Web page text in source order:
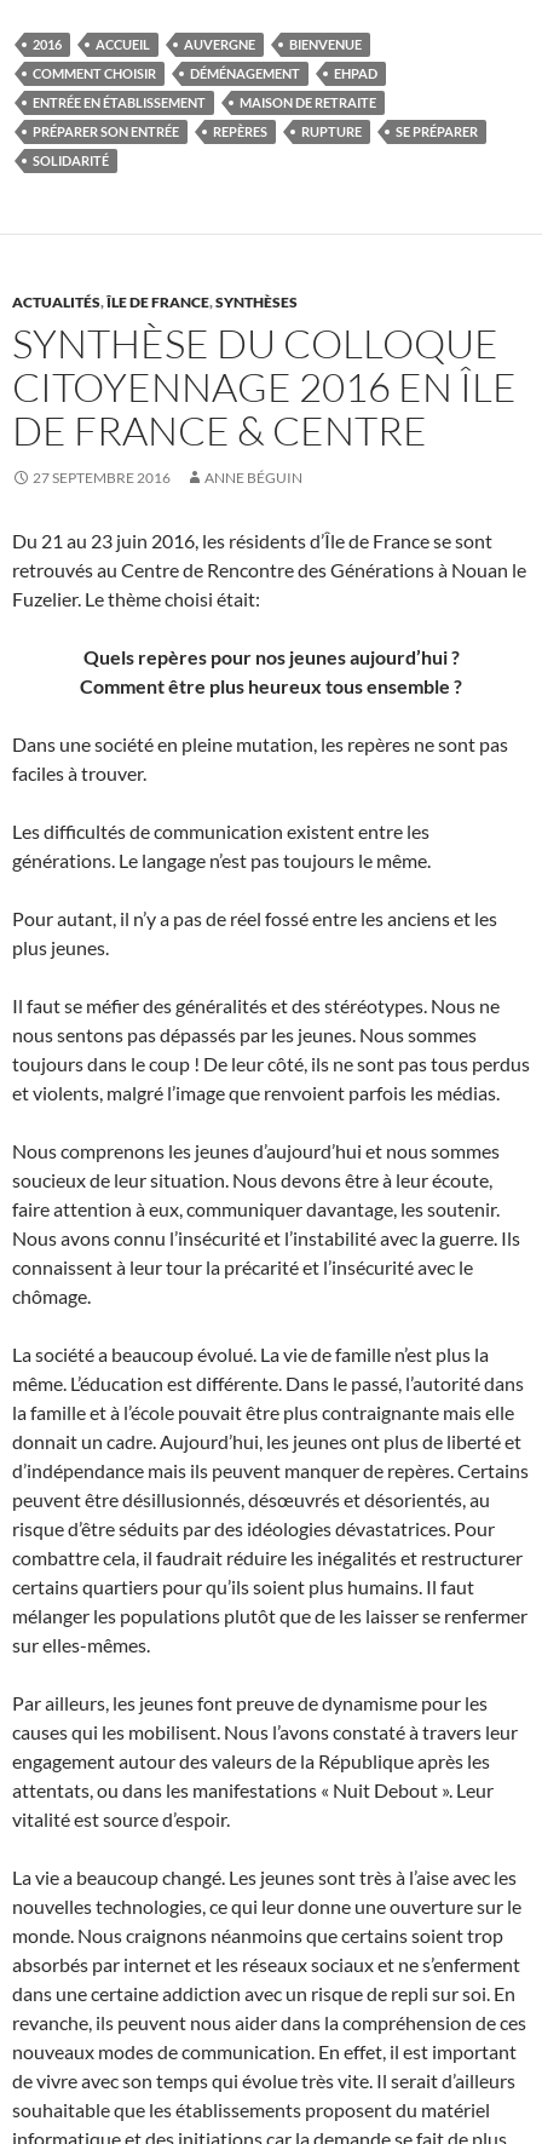
2016 ACCUEIL AUVERGNE
BIENVENUE
COMMENT CHOISIR
DÉMÉNAGEMENT
EHPAD
ENTRÉE EN ÉTABLISSEMENT
MAISON DE RETRAITE
PRÉPARER SON ENTRÉE
REPÈRES RUPTURE
SE PRÉPARER
SOLIDARITÉ
ACTUALITÉS,ÎLE DE FRANCE,SYNTHÈSES
SYNTHÈSE DU COLLOQUE
CITOYENNAGE 2016 EN ÎLE
DE FRANCE & CENTRE
27 SEPTEMBRE 2016 ANNE BÉGUIN
Du 21 au 23 juin 2016, les résidents d’Île de France se sont
retrouvés au Centre de Rencontre des Générations à Nouan le
Fuzelier. Le thème choisi était:
Quels repères pour nos jeunes aujourd’hui ?
Comment être plus heureux tous ensemble ?
Dans une société en pleine mutation, les repères ne sont pas
faciles à trouver.
Les difficultés de communication existent entre les
générations. Le langage n’est pas toujours le même.
Pour autant, il n’y a pas de réel fossé entre les anciens et les
plus jeunes.
Il faut se méfier des généralités et des stéréotypes. Nous ne
nous sentons pas dépassés par les jeunes. Nous sommes
toujours dans le coup ! De leur côté, ils ne sont pas tous perdus
et violents, malgré l’image que renvoient parfois les médias.
Nous comprenons les jeunes d’aujourd’hui et nous sommes
soucieux de leur situation. Nous devons être à leur écoute,
faire attention à eux, communiquer davantage, les soutenir.
Nous avons connu l’insécurité et l’instabilité avec la guerre. Ils
connaissent à leur tour la précarité et l’insécurité avec le
chômage.
La société a beaucoup évolué. La vie de famille n’est plus la
même. L’éducation est différente. Dans le passé, l’autorité dans
la famille et à l’école pouvait être plus contraignante mais elle
donnait un cadre. Aujourd’hui, les jeunes ont plus de liberté et
d’indépendance mais ils peuvent manquer de repères. Certains
peuvent être désillusionnés, désœuvrés et désorientés, au
risque d’être séduits par des idéologies dévastatrices. Pour
combattre cela, il faudrait réduire les inégalités et restructurer
certains quartiers pour qu’ils soient plus humains. Il faut
mélanger les populations plutôt que de les laisser se renfermer
sur elles-mêmes.
Par ailleurs, les jeunes font preuve de dynamisme pour les
causes qui les mobilisent. Nous l’avons constaté à travers leur
engagement autour des valeurs de la République après les
attentats, ou dans les manifestations « Nuit Debout ». Leur
vitalité est source d’espoir.
La vie a beaucoup changé. Les jeunes sont très à l’aise avec les
nouvelles technologies, ce qui leur donne une ouverture sur le
monde. Nous craignons néanmoins que certains soient trop
absorbés par internet et les réseaux sociaux et ne s’enferment
dans une certaine addiction avec un risque de repli sur soi. En
revanche, ils peuvent nous aider dans la compréhension de ces
nouveaux modes de communication. En effet, il est important
de vivre avec son temps qui évolue très vite. Il serait d’ailleurs
souhaitable que les établissements proposent du matériel
informatique et des initiations car la demande se fait de plus